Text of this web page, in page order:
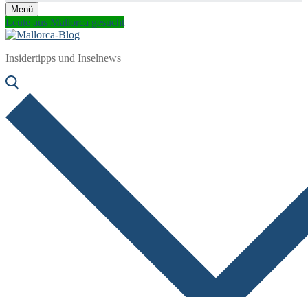
Menü
Leute aus Mallorca gesucht
Insidertipps und Inselnews